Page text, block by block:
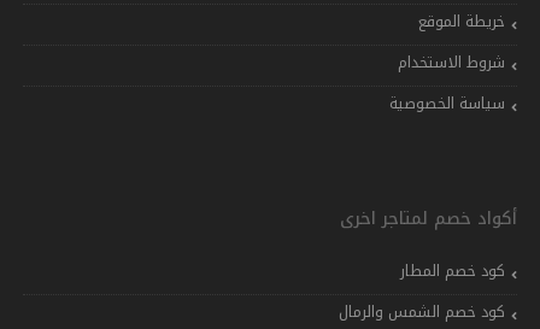
خريطة الموقع
شروط الاستخدام
سياسة الخصوصية
أكواد خصم لمتاجر اخرى
كود خصم المطار
كود خصم الشمس والرمال